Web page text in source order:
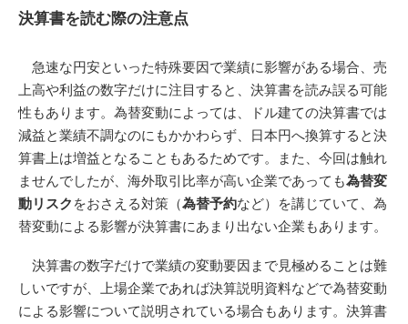
決算書を読む際の注意点
急速な円安といった特殊要因で業績に影響がある場合、売
上高や利益の数字だけに注目すると、決算書を読み誤る可能
性もあります。為替変動によっては、ドル建ての決算書では
減益と業績不調なのにもかかわらず、日本円へ換算すると決
算書上は増益となることもあるためです。また、今回は触れ
ませんでしたが、海外取引比率が高い企業であっても為替変
動リスク をおさえる対策（為替予約など）を講じていて、為
替変動による影響が決算書にあまり出ない企業もあります。
決算書の数字だけで業績の変動要因まで見極めることは難
しいですが、上場企業であれば決算説明資料などで為替変動
による影響について説明されている場合もあります。決算書